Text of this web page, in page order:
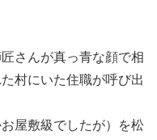
さんが真っ青な顔で相
村にいた住職が呼び出
屋敷級でしたが）を松